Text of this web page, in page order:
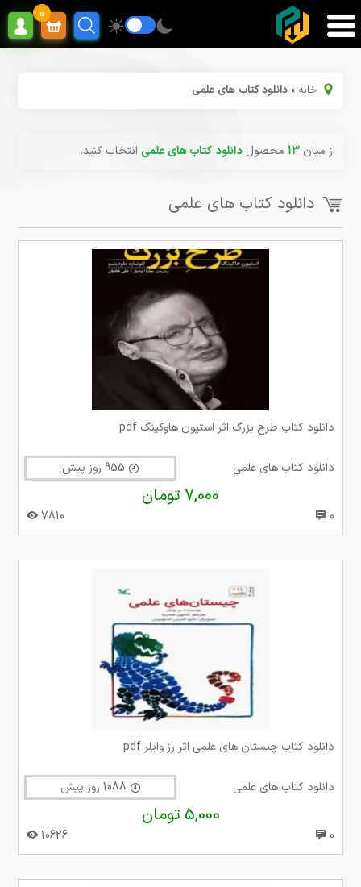
0
خانه »دانلود کتاب های علمی
از میان13 محصولدانلود کتاب های علمی انتخاب کنید.
دانلود کتاب های علمی
دانلود کتاب طرح بزرگ اثر استیون هاوکینگ pdf
دانلود کتاب های علمی
7,000 تومان
0
7810
دانلود کتاب چیستان های علمی اثر رز وایلر pdf
دانلود کتاب های علمی
5,000 تومان
0
10626